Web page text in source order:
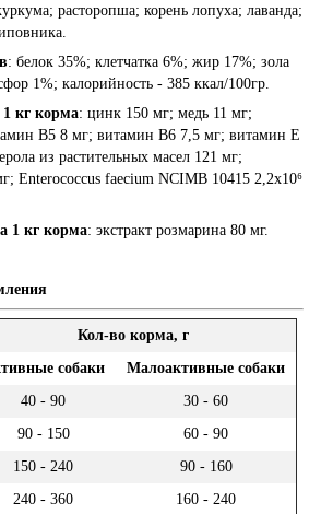
расторопша; корень лопуха; лаванда;
: белок 35%; клетчатка 6%; жир 17%; зола
1%; калорийность - 385 ккал/100гр.
кг корма: цинк 150 мг; медь 11 мг;
B5 8 мг; витамин B6 7,5 мг; витамин E
из растительных масел 121 мг;
Enterococcus faecium NCIMB 10415 2,2x10⁶
1 кг корма: экстракт розмарина 80 мг.
Кол-во корма, г
собаки
Малоактивные собаки
40 - 90
30 - 60
90 - 150
60 - 90
150 - 240
90 - 160
240 - 360
160 - 240